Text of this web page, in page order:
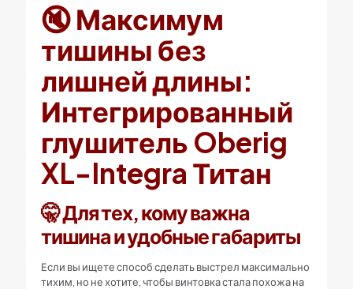
🔇 Максимум
тишины без
лишней длины:
Интегрированный
глушитель Oberig
XL-Integra Титан
🤫 Для тех, кому важна
тишина и удобные габариты
Если вы ищете способ сделать выстрел максимально
тихим, но не хотите, чтобы винтовка стала похожа на